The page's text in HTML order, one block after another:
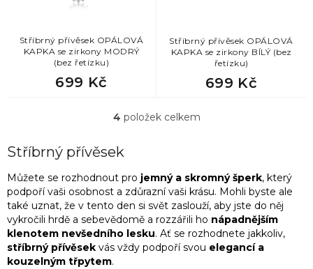
Stříbrný přívěsek OPÁLOVÁ
KAPKA se zirkony MODRÝ
(bez řetízku)
699 Kč
Stříbrný přívěsek OPÁLOVÁ
KAPKA se zirkony BÍLÝ (bez
řetízku)
699 Kč
O
d
a
c
í
p
r
v
4 položek celkem
Stříbrný přívěsek
Můžete se rozhodnout pro jemný a skromný šperk, který
podpoří vaši osobnost a zdůrazní vaši krásu. Mohli byste ale
také uznat, že v tento den si svět zaslouží, aby jste do něj
vykročili hrdě a sebevědomě a rozzářili ho nápadnějším
klenotem nevšedního lesku. Ať se rozhodnete jakkoliv,
stříbrný přívěsek vás vždy podpoří svou elegancí a
kouzelným třpytem.